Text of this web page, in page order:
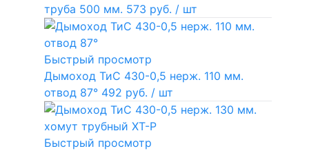
труба 500 мм. 573 руб. / шт
Быстрый просмотр
Дымоход ТиС 430-0,5 нерж. 110 мм.
отвод 87° 492 руб. / шт
Быстрый просмотр